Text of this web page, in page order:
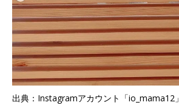
出典：Instagramアカウント「io_mama12」